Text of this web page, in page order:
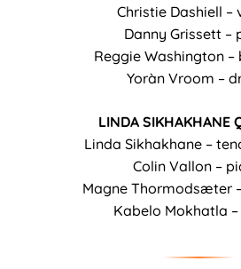
Christie Dashiell –
Danny Grissett –
Reggie Washington
Yoràn Vroom –
LINDA SIKHAKHANE
Linda Sikhakhane –
Colin Vallon –
Magne Thormodsæter
Kabelo Mokhatla